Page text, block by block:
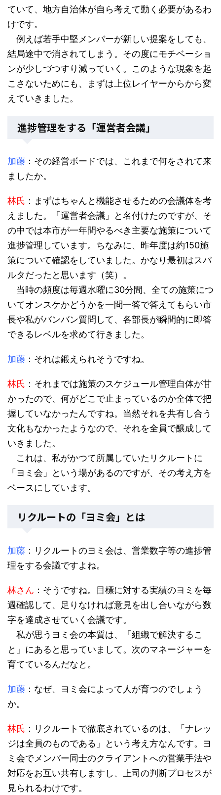
ていて、地方自治体が自ら考えて動く必要があるわ
けです。
例えば若手中堅メンバーが新しい提案をしても、
結局途中で消されてしまう。その度にモチベーショ
ンが少しづつすり減っていく。このような現象を起
こさないためにも、まずは上位レイヤーからから変
えていきました。
進捗管理をする「運営者会議」
加藤 ：その経営ボードでは、これまで何をされて来
ましたか。
林氏 ：まずはちゃんと機能させるための会議体を考
えました。「運営者会議」と名付けたのですが、そ
の中では本市が一年間やるべき主要な施策について
進捗管理しています。ちなみに、昨年度は約150施
策について確認をしていました。かなり最初はスパ
ルタだったと思います（笑）。
当時の頻度は毎週水曜に30分間、全ての施策につ
いてオンスケかどうかを一問一答で答えてもらい市
長や私がバンバン質問して、各部長が瞬間的に即答
できるレベルを求めて行きました。
加藤 ：それは鍛えられそうですね。
林氏 ：それまでは施策のスケジュール管理自体が甘
かったので、何がどこで止まっているのか全体で把
握していなかったんですね。当然それを共有し合う
文化もなかったようなので、それを全員で醸成して
いきました。
これは、私がかつて所属していたリクルートに
「ヨミ会」という場があるのですが、その考え方を
ベースにしています。
リクルートの「ヨミ会」とは
加藤 ：リクルートのヨミ会は、営業数字等の進捗管
理をする会議ですよね。
林さん ：そうですね。目標に対する実績のヨミを毎
週確認して、足りなければ意見を出し合いながら数
字を達成させていく会議です。
私が思うヨミ会の本質は、「組織で解決するこ
と」にあると思っていまして。次のマネージャーを
育てているんだなと。
加藤 ：なぜ、ヨミ会によって人が育つのでしょう
か。
林氏 ：リクルートで徹底されているのは、「ナレッ
ジは全員のものである」という考え方なんです。ヨ
ミ会でメンバー同士のクライアントへの営業手法や
対応をお互い共有しますし、上司の判断プロセスが
見られるわけです。